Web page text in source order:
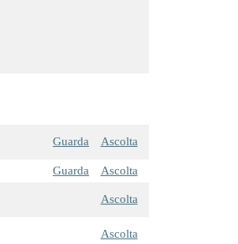
Guarda Ascolta
Guarda
Ascolta
Ascolta
Ascolta